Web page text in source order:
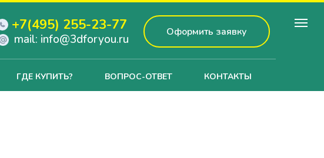
+7(495) 255-23-77
mail: info@3dforyou.ru
Оформить заявку
ГДЕ КУПИТЬ? ВОПРОС-ОТВЕТ КОНТАКТЫ